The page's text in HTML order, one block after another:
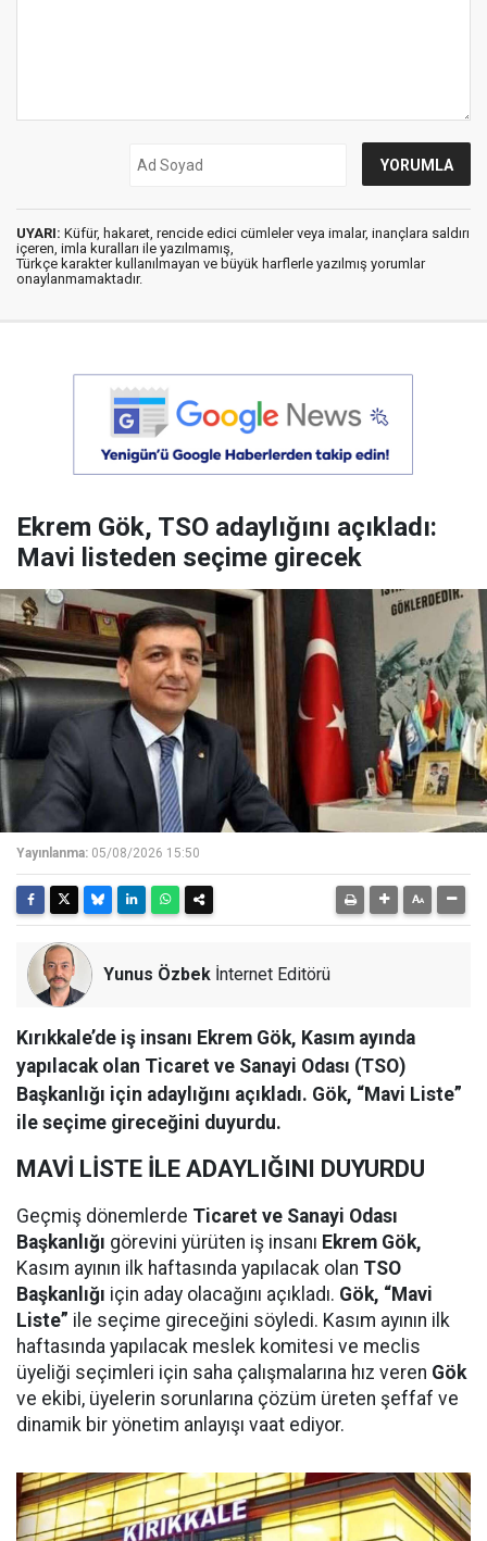
UYARI: Küfür, hakaret, rencide edici cümleler veya imalar, inançlara saldırı
içeren, imla kuralları ile yazılmamış,
Türkçe karakter kullanılmayan ve büyük harflerle yazılmış yorumlar
onaylanmamaktadır.
Ekrem Gök, TSO adaylığını açıkladı:
Mavi listeden seçime girecek
Yayınlanma: 05/08/2026 15:50
Yunus Özbek İnternet Editörü
Kırıkkale’de iş insanı Ekrem Gök, Kasım ayında
yapılacak olan Ticaret ve Sanayi Odası (TSO)
Başkanlığı için adaylığını açıkladı. Gök, “Mavi Liste”
ile seçime gireceğini duyurdu.
MAVİ LİSTE İLE ADAYLIĞINI DUYURDU
Geçmiş dönemlerde Ticaret ve Sanayi Odası
Başkanlığı görevini yürüten iş insanı Ekrem Gök,
Kasım ayının ilk haftasında yapılacak olan TSO
Başkanlığı için aday olacağını açıkladı. Gök, “Mavi
Liste” ile seçime gireceğini söyledi. Kasım ayının ilk
haftasında yapılacak meslek komitesi ve meclis
üyeliği seçimleri için saha çalışmalarına hız veren Gök
ve ekibi, üyelerin sorunlarına çözüm üreten şeffaf ve
dinamik bir yönetim anlayışı vaat ediyor.